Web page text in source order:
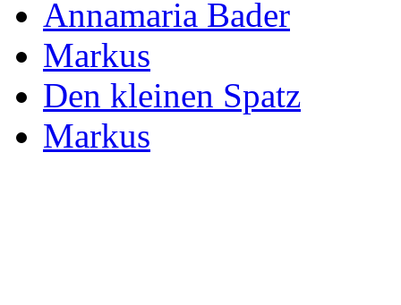
Annamaria Bader
Markus
Den kleinen Spatz
Markus